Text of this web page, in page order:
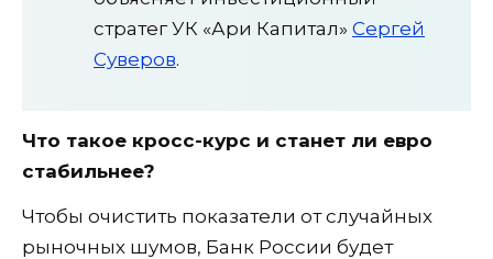
стратег УК «Ари Капитал» Сергей
Суверов.
Что такое кросс-курс и станет ли евро
стабильнее?
Чтобы очистить показатели от случайных
рыночных шумов, Банк России будет